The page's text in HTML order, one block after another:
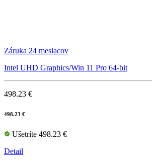
Záruka 24 mesiacov
Intel UHD Graphics/Win 11 Pro 64-bit
498.23 €
498.23 €
Ušetríte 498.23 €
Detail